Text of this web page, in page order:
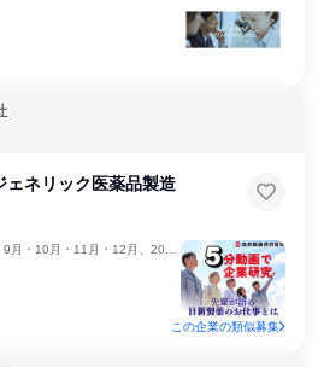
ェネリック医薬品製造
・10月・11月・12月、2027年1月
この企業の類似募集